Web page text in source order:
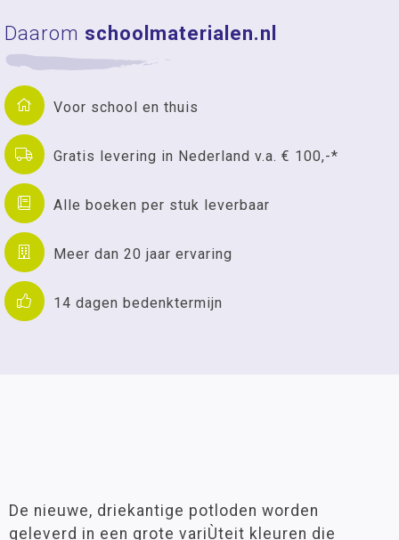
Daarom schoolmaterialen.nl
Voor school en thuis
Gratis levering in Nederland v.a. € 100,-*
Alle boeken per stuk leverbaar
Meer dan 20 jaar ervaring
14 dagen bedenktermijn
De nieuwe, driekantige potloden worden
geleverd in een grote variÙteit kleuren die